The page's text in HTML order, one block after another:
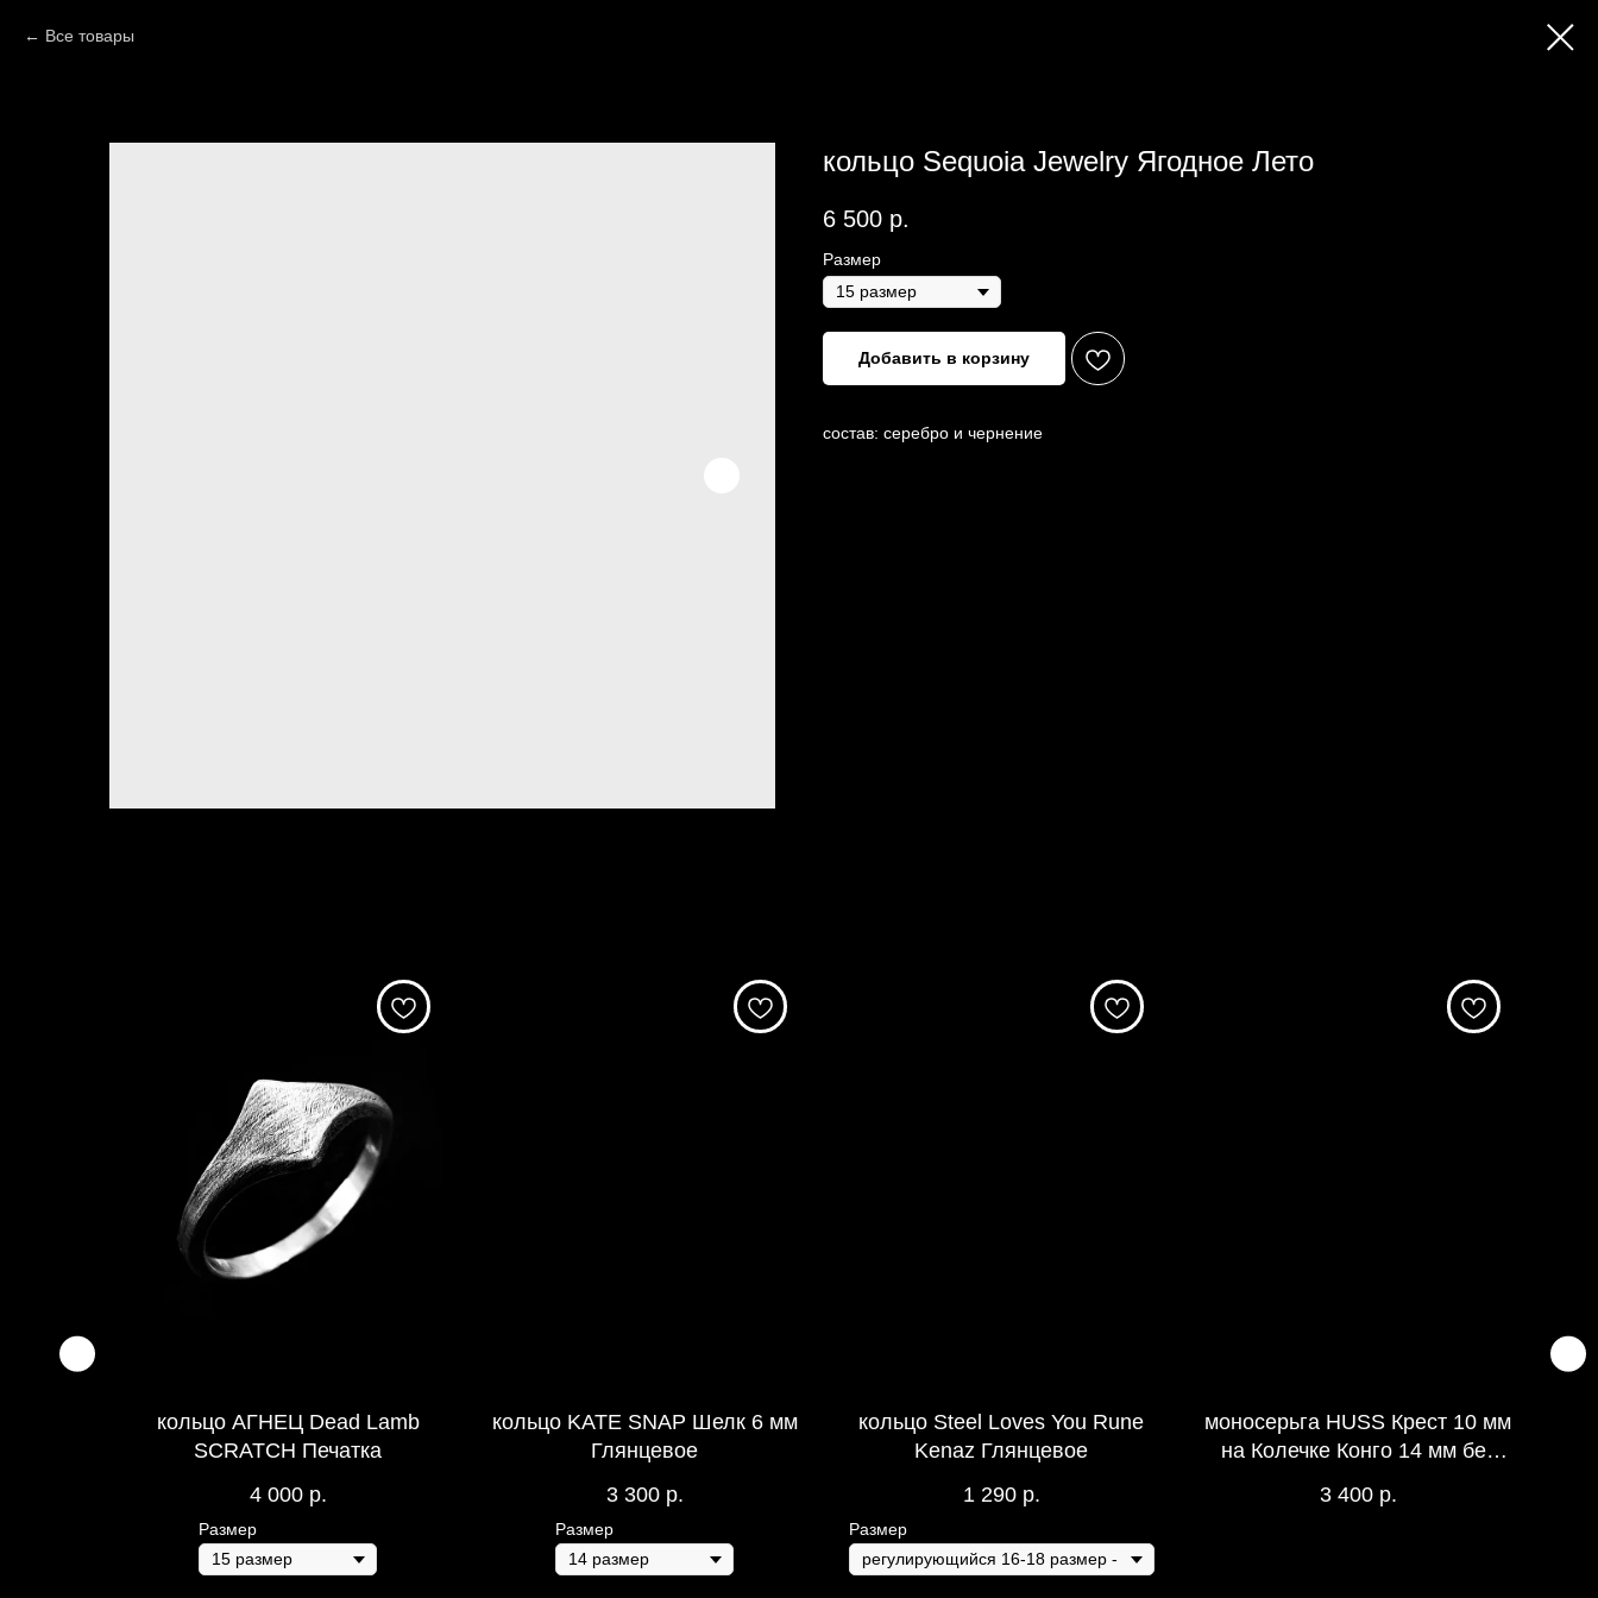
Все товары
кольцо Sequoia Jewelry Ягодное Лето
6 500 р.
Размер
Добавить в корзину
состав: серебро и чернение
кольцо АГНЕЦ Dead Lamb
SCRATCH Печатка
4 000 р.
Размер
кольцо KATE SNAP Шелк 6 мм
Глянцевое
3 300 р.
Размер
кольцо Steel Loves You Rune
Kenaz Глянцевое
1 290 р.
Размер
моносерьга HUSS Крест 10 мм
на Колечке Конго 14 мм без
3 400 р.